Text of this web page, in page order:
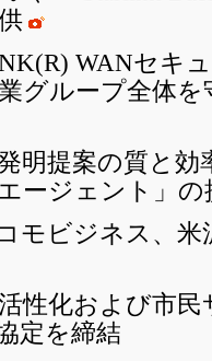
WANセ
グループ全体を
明提案の質と効
ージェント」の
モビジネス、米
性化および市
定を締結